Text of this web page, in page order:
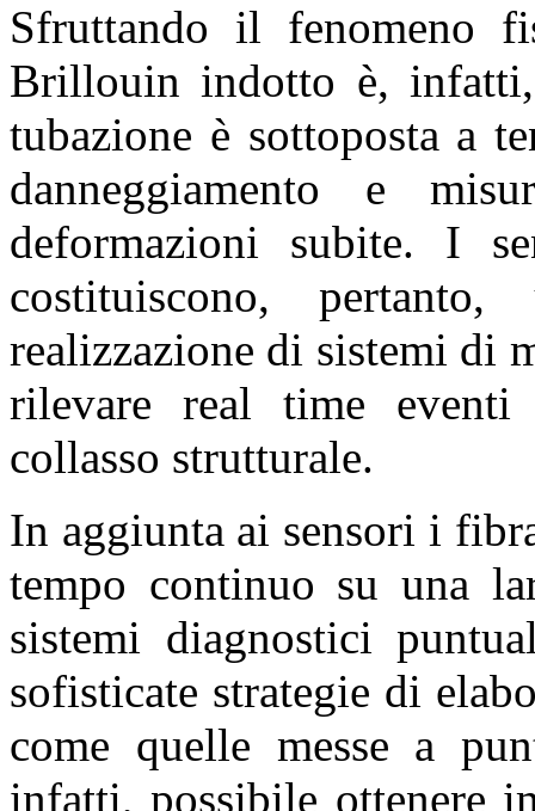
Sfruttando il fenomeno
Brillouin indotto è,
tubazione è sottoposta a
danneggiamento e
deformazioni subite. I
costituiscono,
realizzazione di sistemi di
rilevare real time
collasso strutturale.
In aggiunta ai sensori i
tempo continuo su una
sistemi diagnostici
sofisticate strategie di
come quelle messe a
infatti, possibile ottenere